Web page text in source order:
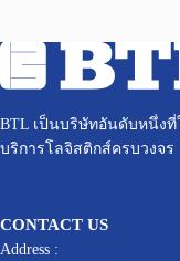
BTL เป็นบริษัทอันดับหนึ่ง
บริการโลจิสติกส์ครบวงจร
CONTACT US
Address :